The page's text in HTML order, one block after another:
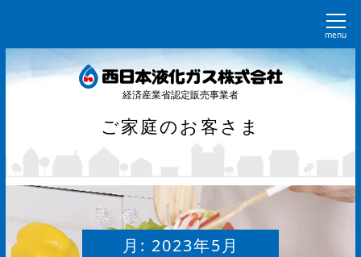
menu
経済産業省認定販売事業者
ご家庭のお客さま
月: 2023年5月